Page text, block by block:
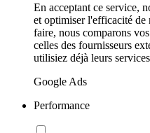
En acceptant ce service,
et optimiser l'efficacité de
faire, nous comparons
celles des fournisseurs
utilisiez déjà leurs
Google Ads
Performance